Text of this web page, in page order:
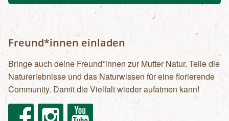
Freund*innen einladen
Bringe auch deine Freund*innen zur Mutter Natur. Teile die
Naturerlebnisse und das Naturwissen für eine florierende
Community. Damit die Vielfalt wieder aufatmen kann!
FacebookInstagram Youtube